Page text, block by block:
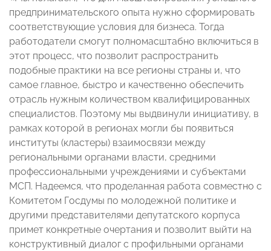
предпринимательского опыта нужно сформировать
соответствующие условия для бизнеса. Тогда
работодатели смогут полномасштабно включиться в
этот процесс, что позволит распространить
подобные практики на все регионы страны и, что
самое главное, быстро и качественно обеспечить
отрасль нужным количеством квалифицированных
специалистов. Поэтому мы выдвинули инициативу, в
рамках которой в регионах могли бы появиться
институты (кластеры) взаимосвязи между
региональными органами власти, средними
профессиональными учреждениями и субъектами
МСП. Надеемся, что проделанная работа совместно с
Комитетом Госдумы по молодежной политике и
другими представителями депутатского корпуса
примет конкретные очертания и позволит выйти на
конструктивный диалог с профильными органами